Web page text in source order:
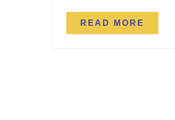
READ MORE